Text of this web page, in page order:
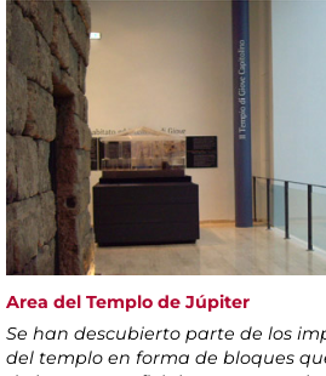
Area del Templo de Júpiter
Se han descubierto parte de los
del templo en forma de bloques